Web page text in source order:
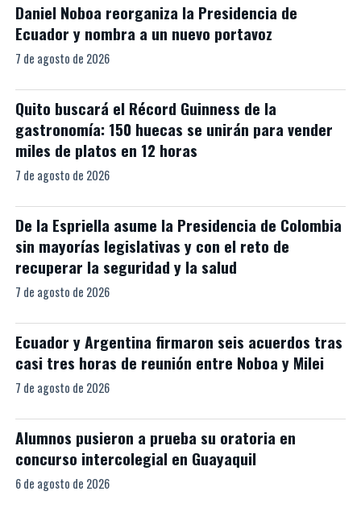
Daniel Noboa reorganiza la Presidencia de
Ecuador y nombra a un nuevo portavoz
7 de agosto de 2026
Quito buscará el Récord Guinness de la
gastronomía: 150 huecas se unirán para vender
miles de platos en 12 horas
7 de agosto de 2026
De la Espriella asume la Presidencia de Colombia
sin mayorías legislativas y con el reto de
recuperar la seguridad y la salud
7 de agosto de 2026
Ecuador y Argentina firmaron seis acuerdos tras
casi tres horas de reunión entre Noboa y Milei
7 de agosto de 2026
Alumnos pusieron a prueba su oratoria en
concurso intercolegial en Guayaquil
6 de agosto de 2026